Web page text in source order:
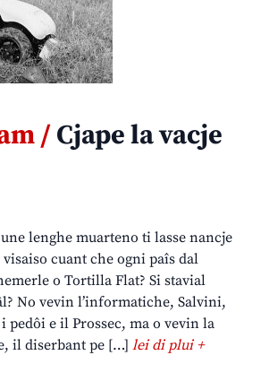
/Cjape la vacje
lenghe muarteno ti lasse nancje
cuant che ogni paîs dal
o Tortilla Flat? Si stavial
No vevin l’informatiche, Salvini,
pedôi e il Prossec, ma o vevin la
il diserbant pe […] lei di plui +